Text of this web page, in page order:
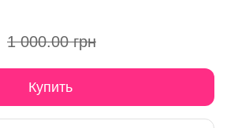
1 000.00 грн
Купить